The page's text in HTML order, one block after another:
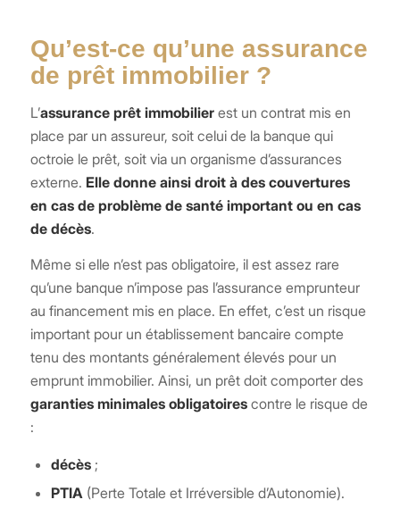
Qu’est-ce qu’une assurance
de prêt immobilier ?
L’assurance prêt immobilierest un contrat mis en
place par un assureur, soit celui de la banque qui
octroie le prêt, soit via un organisme d’assurances
externe. Elle donne ainsi droit à des couvertures
en cas de problème de santé important ou en cas
de décès.
Même si elle n’est pas obligatoire, il est assez rare
qu’une banque n’impose pas l’assurance emprunteur
au financement mis en place. En effet, c’est un risque
important pour un établissement bancaire compte
tenu des montants généralement élevés pour un
emprunt immobilier. Ainsi, un prêt doit comporter des
garanties minimales obligatoirescontre le risque de
:
décès ;
PTIA (Perte Totale et Irréversible d’Autonomie).